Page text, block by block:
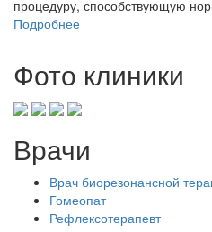
процедуру, способствующую
Подробнее
Фото клиники
Врачи
Врач биорезонансной
Гомеопат
Рефлексотерапевт